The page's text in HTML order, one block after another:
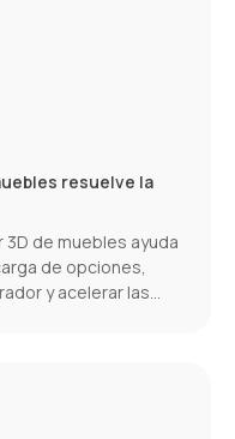
resuelve la
de muebles ayuda
de opciones,
y acelerar las